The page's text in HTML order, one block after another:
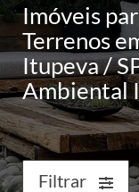
Imóveis
Terrenos
Itupeva /
Ambiental
Filtrar